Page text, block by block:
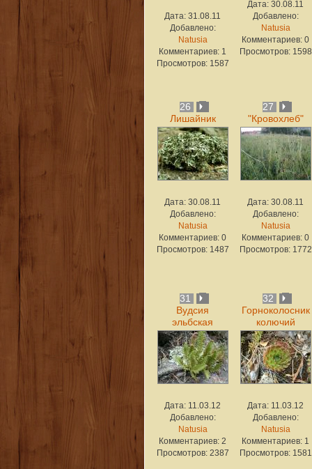
Дата: 31.08.11
Добавлено:
Natusia
Комментариев: 1
Просмотров: 1587
Дата: 30.08.11
Добавлено:
Natusia
Комментариев: 0
Просмотров: 1598
26
Лишайник
Дата: 30.08.11
Добавлено:
Natusia
Комментариев: 0
Просмотров: 1487
27
"Кровохлеб"
Дата: 30.08.11
Добавлено:
Natusia
Комментариев: 0
Просмотров: 1772
31
Вудсия
эльбская
Дата: 11.03.12
Добавлено:
Natusia
Комментариев: 2
Просмотров: 2387
32
Горноколосник
колючий
Дата: 11.03.12
Добавлено:
Natusia
Комментариев: 1
Просмотров: 1581